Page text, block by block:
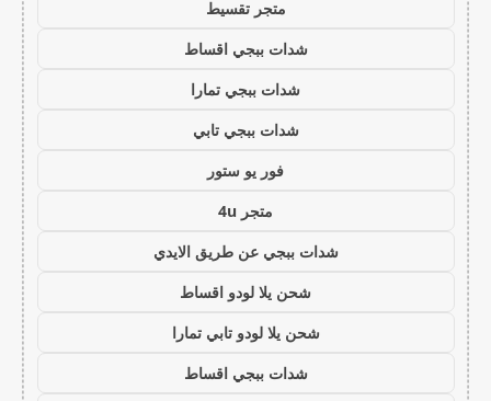
متجر تقسيط
شدات ببجي اقساط
شدات ببجي تمارا
شدات ببجي تابي
فور يو ستور
متجر 4u
شدات ببجي عن طريق الايدي
شحن يلا لودو اقساط
شحن يلا لودو تابي تمارا
شدات ببجي اقساط